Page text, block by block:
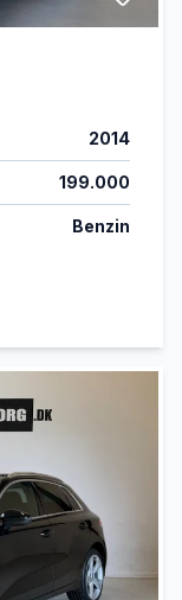
2014
199.000
Benzin